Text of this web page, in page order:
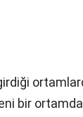
bir ortamda